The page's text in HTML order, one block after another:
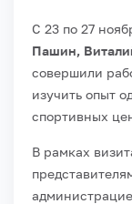
С 23 по 27
Пашин,
совершили
изучить опыт
спортивных
В рамках